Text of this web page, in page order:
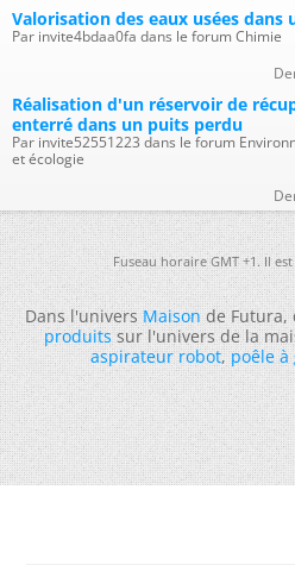
Valorisation des eaux usées dans
Par invite4bdaa0fa dans le forum Chimie
Réalisation d'un réservoir de
enterré dans un puits perdu
Par invite52551223 dans le forum
et écologie
Fuseau horaire GMT +1. Il
Dans l'universMaisonde Futura,
produitssur l'univers de la
aspirateur robot,poêle à